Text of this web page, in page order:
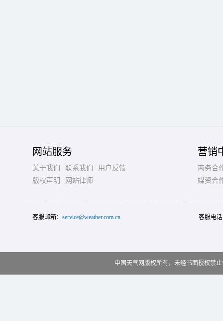
网站服务
关于我们 联系我们
用户反馈
版权声明
网站律师
营销
商务合
媒资合
客服邮箱： service@weather.com.cn 客服电
中国天气网版权所有，未经书面授权